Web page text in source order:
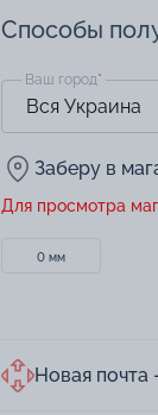
Способы
Ваш город*
Заберу в
Для просмотра
0 мм
Новая почта